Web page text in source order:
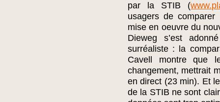
par la STIB (
usagers de
mise en oeuvre du
Dieweg s’est
surréaliste : la
Cavell montre que
changement, mettrait
en direct (23 min). Et
de la STIB ne sont